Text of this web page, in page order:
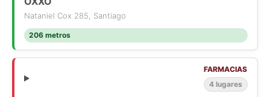
Nataniel Cox 285, Santiago
206 metros
FARMACIAS
4 lugares